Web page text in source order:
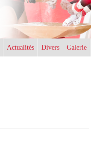
Actualités Divers Galerie